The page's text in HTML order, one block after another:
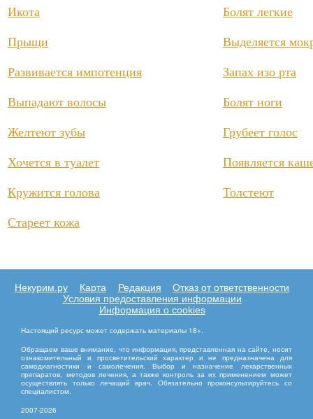
Икота Болят легкие
Прыщи Выделяется
Развивается импотенция Запах изо рта
Выпадают волосы Болят ноги
Желтеют зубы Грубеет голос
Хочется в туалет Появляется
Кружится голова Толстеют
Стареет кожа
Некурим.ру Карта Редакция
Отказ от ответственности
Условия предоставления информации
Информация о cookies
Настоящий ресурс может содержать материалы 18+.
Обращаем ваше внимание, что информация, представленная на сайте, носит
ознакомительный и просветительский характер и не предназначена для
самодиагностики и самолечения. Выбор и назначение лекарственных
препаратов, методов лечения, а также контроль за их применением может
осуществлять только лечащий врач. Обязательно проконсультируйтесь со
специалистом.
2007-2026